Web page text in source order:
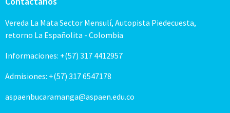
Vereda La Mata Sector Mensulí, Autopista Piedecuesta,
retorno La Españolita - Colombia
Informaciones: +(57) 317 4412957
Admisiones: +(57) 317 6547178
aspaenbucaramanga@aspaen.edu.co